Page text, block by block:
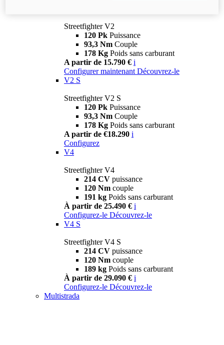
Streetfighter V2
120 Pk Puissance
93,3 Nm Couple
178 Kg Poids sans carburant
A partir de 15.790 € i
Configurer maintenant Découvrez-le
V2 S
Streetfighter V2 S
120 Pk Puissance
93,3 Nm Couple
178 Kg Poids sans carburant
A partir de €18.290 i
Configurez
V4
Streetfighter V4
214 CV puissance
120 Nm couple
191 kg Poids sans carburant
À partir de 25.490 € i
Configurez-le Découvrez-le
V4 S
Streetfighter V4 S
214 CV puissance
120 Nm couple
189 kg Poids sans carburant
À partir de 29.090 € i
Configurez-le Découvrez-le
Multistrada